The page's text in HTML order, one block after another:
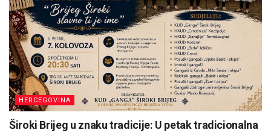
HERCEGOVINA
Široki Brijeg u znaku tradicije: U petak tradicionalna